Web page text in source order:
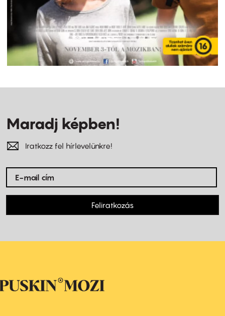
Maradj képben!
Iratkozz fel hírlevelünkre!
Feliratkozás